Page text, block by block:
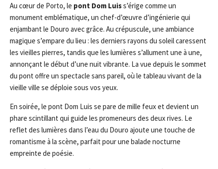
Au cœur de Porto, le pont Dom Luiss’érige comme un
monument emblématique, un chef-d’œuvre d’ingénierie qui
enjambant le Douro avec grâce. Au crépuscule, une ambiance
magique s’empare du lieu : les derniers rayons du soleil caressent
les vieilles pierres, tandis que les lumières s’allument une à une,
annonçant le début d’une nuit vibrante. La vue depuis le sommet
du pont offre un spectacle sans pareil, où le tableau vivant de la
vieille ville se déploie sous vos yeux.
En soirée, le pont Dom Luis se pare de mille feux et devient un
phare scintillant qui guide les promeneurs des deux rives. Le
reflet des lumières dans l’eau du Douro ajoute une touche de
romantisme à la scène, parfait pour une balade nocturne
empreinte de poésie.